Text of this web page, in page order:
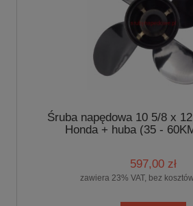
Śruba napędowa 10 5/8 x
Honda + huba (35 -
597,00 zł
zawiera 23% VAT, bez